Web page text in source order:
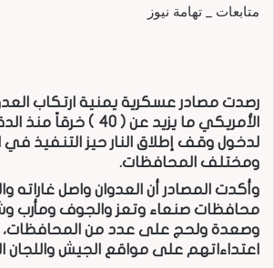
متابعات _ تهامة نيوز
رصدت مصادر عسكرية يمنية ارتكاب
الأمريكي ما يزيد عن ( 40 )
لدخول وقف إطلاق النار حيز التنفيذ
ومختلف المحافظات.
وأكدت المصادر أن العدوان واصل غاراته
محافظات صنعاء وتعز والجوف ومأرب
وصعدة ولحج على عدد من المحافظات،
اعتداءاتهم على مواقع الجيش واللجان